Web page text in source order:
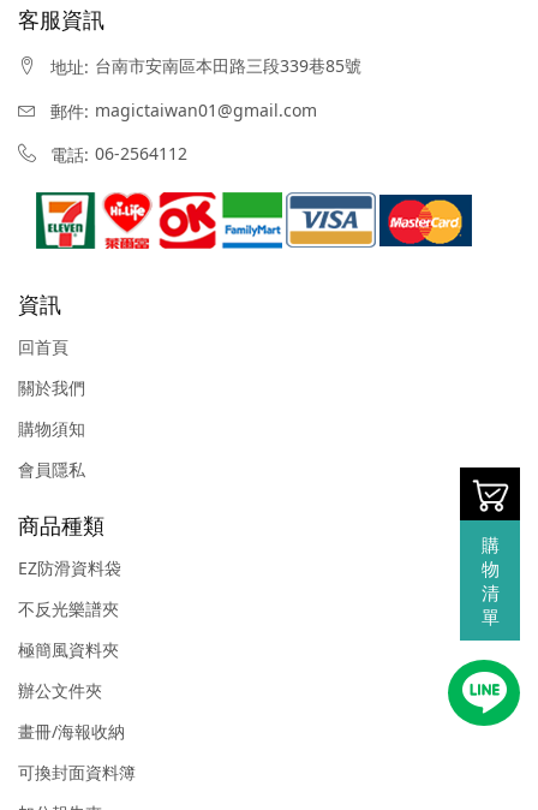
客服資訊
地址: 台南市安南區本田路三段339巷85號
郵件: magictaiwan01@gmail.com
電話: 06-2564112
資訊
回首頁
關於我們
購物須知
會員隱私
商品種類
EZ防滑資料袋
不反光樂譜夾
極簡風資料夾
辦公文件夾
畫冊/海報收納
可換封面資料簿
購
物
清
單